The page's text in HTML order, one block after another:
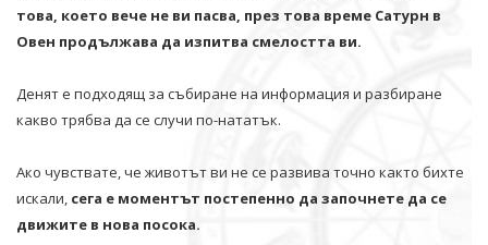
това, което вече не ви пасва, през това време Сатурн в
Овен продължава да изпитва смелостта ви.
Денят е подходящ за събиране на информация и разбиране
какво трябва да се случи по-нататък.
Ако чувствате, че животът ви не се развива точно както бихте
искали, сега е моментът постепенно да започнете да се
движите в нова посока.